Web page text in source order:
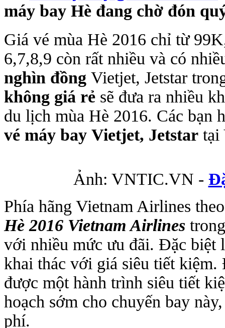
máy bay Hè đang chờ đón
Giá vé mùa Hè 2016 chỉ từ
6,7,8,9 còn rất nhiều và có
nghìn đồng Vietjet, Jetstar
không giá rẻ sẽ đưa ra nhiều
du lịch mùa Hè 2016. Các bạn
vé máy bay Vietjet, Jetstar tại
Ảnh: VNTIC.VN -
Phía hãng Vietnam Airlines
Hè 2016 Vietnam Airlines
với nhiều mức ưu đãi. Đặc biệt
khai thác với giá siêu tiết
được một hành trình siêu tiết
hoạch sớm cho chuyến bay
phí.